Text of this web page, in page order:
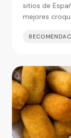
sitios de
mejores